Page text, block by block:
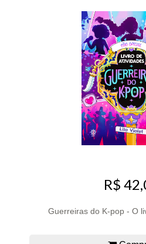
R$
Guerreiras do K-pop - O